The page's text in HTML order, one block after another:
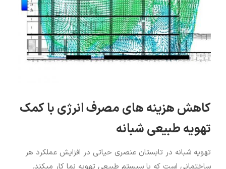
کاهش هزینه‏ های مصرف انرژی با کمک
تهویه طبیعی شبانه
تهویه شبانه در تابستان عنصری حیاتی در افزایش عملکرد هر
ساختمانی است که با سیستم طبیعی تهویه نما کار می‏کند.